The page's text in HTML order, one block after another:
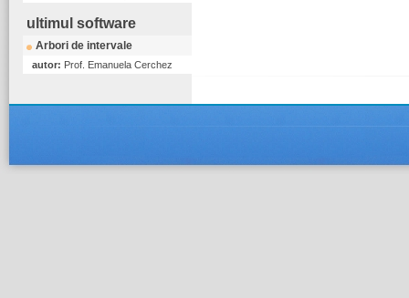
ultimul software
Arbori de intervale
autor: Prof. Emanuela Cerchez